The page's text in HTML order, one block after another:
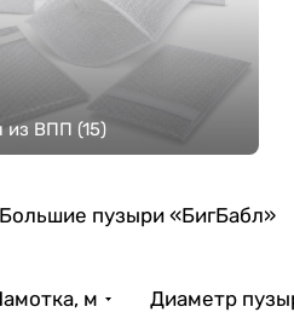
из ВПП (15)
Большие пузыри «БигБабл»
м Диаметр